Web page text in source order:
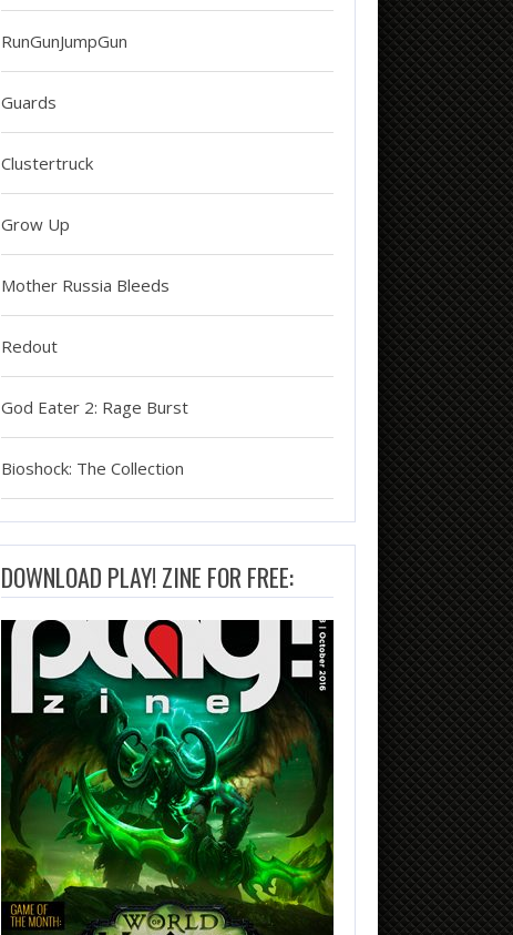
RunGunJumpGun
Guards
Clustertruck
Grow Up
Mother Russia Bleeds
Redout
God Eater 2: Rage Burst
Bioshock: The Collection
DOWNLOAD PLAY! ZINE FOR FREE: